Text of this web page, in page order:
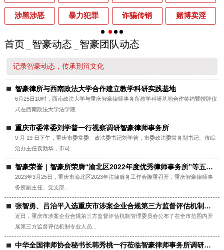
涉黑涉恶 暴力犯罪 诈骗传销 赌博卖淫
首页 智豪动态 智豪团队动态
记录智豪动态，传承刑辩文化
智豪律所与西南政法大学合作建立教学科研实践基地
6月25日10时，西南政法大学与重庆智豪律师事务所教学科研基地合作签约暨授牌仪
式在西南政法大学法学院...
重庆市委常委刘学普一行视察调研智豪律师事务所
9 月 19 日下午，重庆市委常委、政法委书记刘学普，市委政法委常务副书记、市综
治办主任袁勤华，市司...
智豪荣誉｜智豪所荣膺“渝北区2022年度优秀律师事务所”等五项大奖 喜报
2023年3月25日，重庆市渝北区2023年法律服务工作会隆重召开，重庆智豪律师事
务所副主任、党支部...
张智勇、吕治平入选重庆市涉案企业合规第三方监督评估机制专业人员
近日，重庆市涉案企业合规第三方监督评估机制管理委员会公布了在全市范围内开
展第三方监督评估机制专业人员...
中华全国律师协会秘书长韩秀桃一行莅临智豪律师事务所调研指导